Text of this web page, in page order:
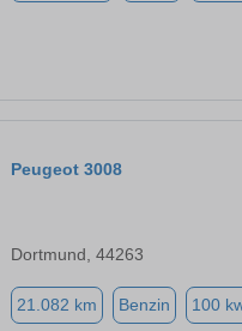
Peugeot 3008
Dortmund, 44263
21.082 km Benzin 100